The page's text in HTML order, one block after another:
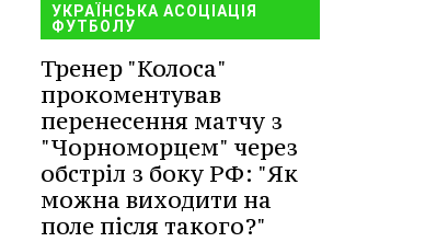
УКРАЇНСЬКА АСОЦІАЦІЯ
ФУТБОЛУ
Тренер "Колоса"
прокоментував
перенесення матчу з
"Чорноморцем" через
обстріл з боку РФ: "Як
можна виходити на
поле після такого?"